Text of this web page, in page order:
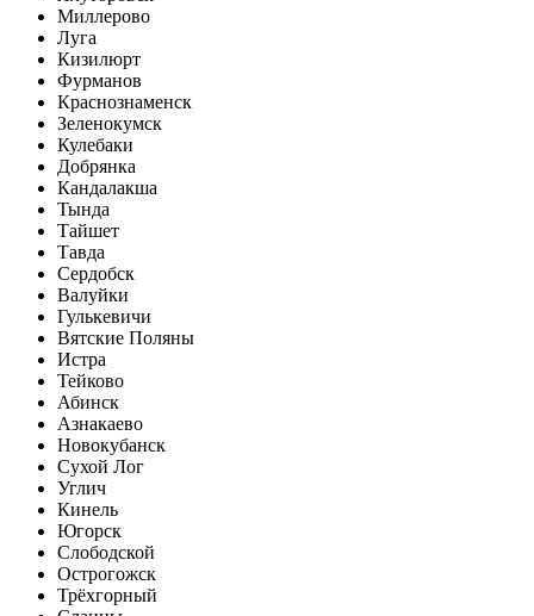
Миллерово
Луга
Кизилюрт
Фурманов
Краснознаменск
Зеленокумск
Кулебаки
Добрянка
Кандалакша
Тында
Тайшет
Тавда
Сердобск
Валуйки
Гулькевичи
Вятские Поляны
Истра
Тейково
Абинск
Азнакаево
Новокубанск
Сухой Лог
Углич
Кинель
Югорск
Слободской
Острогожск
Трёхгорный